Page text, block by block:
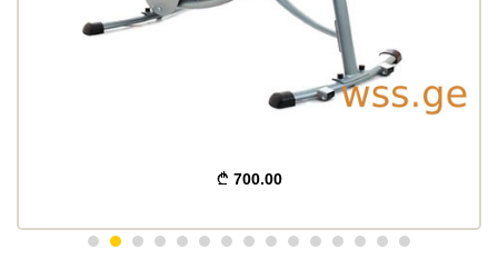
700.00